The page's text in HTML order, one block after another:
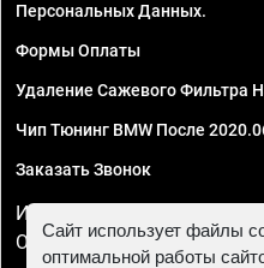
Персональных Данных.
Формы Оплаты
Удаление Сажевого Фильтра
Чип Тюнинг BMW После
Заказать Звонок
ИП Смирнов Георгий
ОГРНИП 324470400032610
Сайт использует файлы
оптимальной работы